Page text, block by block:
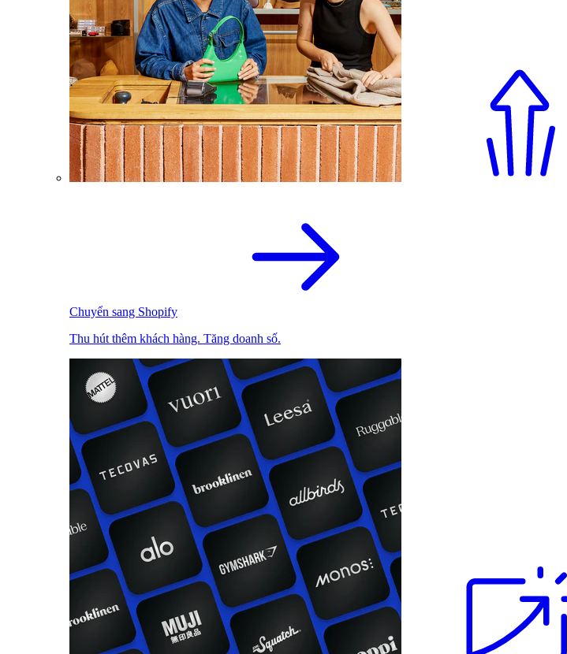
Chuyển sang Shopify
Thu hút thêm khách hàng. Tăng doanh số.